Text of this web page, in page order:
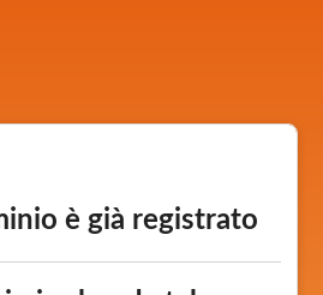
è già registrato